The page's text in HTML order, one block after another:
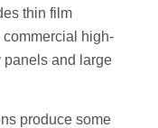
thin film
high-
and large
produce some